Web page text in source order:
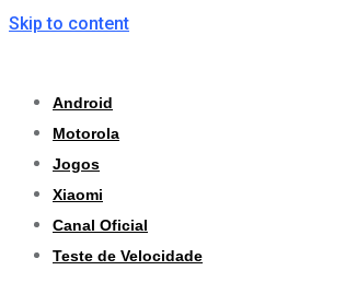
Skip to content
Android
Motorola
Jogos
Xiaomi
Canal Oficial
Teste de Velocidade